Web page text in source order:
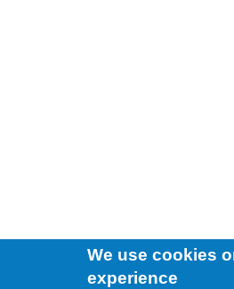
We use cookies
experience